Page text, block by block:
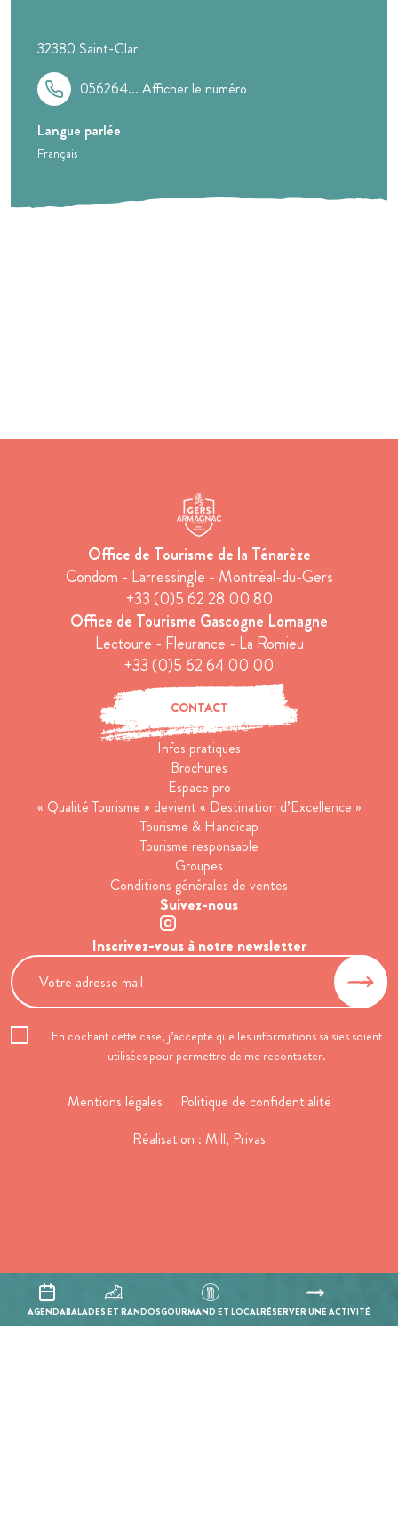
AGENDABALADES ET RANDOSGOURMAND ET LOCALRÉSERVER UNE ACTIVITÉ
32380 Saint-Clar
056264... Afficher le numéro
Langue parlée
Français
Office de Tourisme de la Ténarèze
Condom - Larressingle - Montréal-du-Gers
+33 (0)5 62 28 00 80
Office de Tourisme Gascogne Lomagne
Lectoure - Fleurance - La Romieu
+33 (0)5 62 64 00 00
CONTACT
Infos pratiques
Brochures
Espace pro
« Qualité Tourisme » devient « Destination d’Excellence »
Tourisme & Handicap
Tourisme responsable
Groupes
Conditions générales de ventes
Suivez-nous
Inscrivez-vous à notre newsletter
En cochant cette case, j’accepte que les informations saisies soient
utilisées pour permettre de me recontacter.
Mentions légales
Politique de confidentialité
Réalisation : Mill, Privas